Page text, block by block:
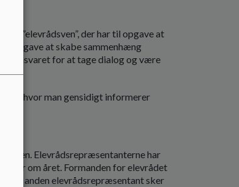
en ”elevrådsven”, der har til opgave at
til opgave at skabe sammenhæng
ansvaret for at tage dialog og være
hvor man gensidigt informerer
Elevrådsrepræsentanterne har
om året. Formanden for elevrådet
den anden elevrådsrepræsentant sker